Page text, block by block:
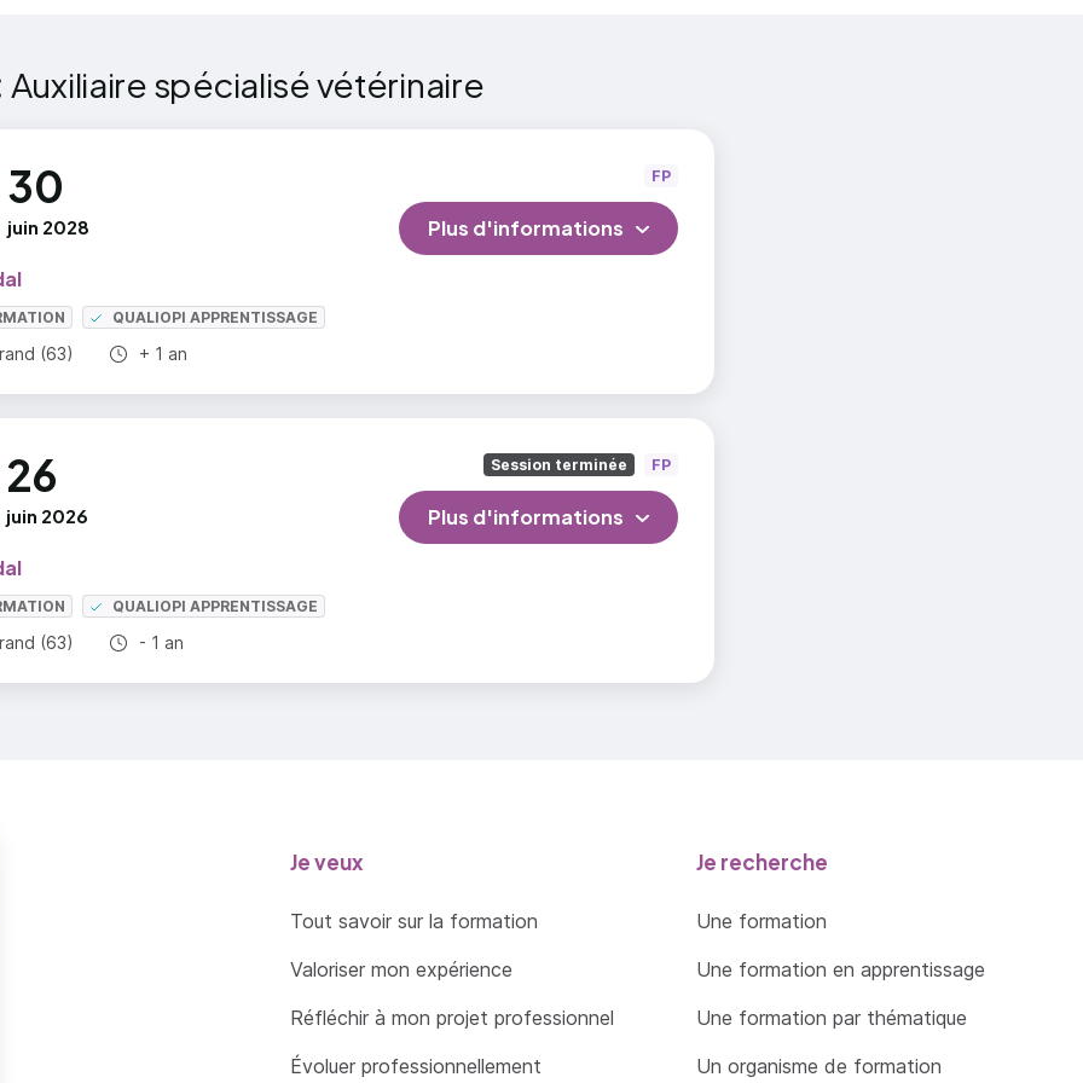
Auxiliaire spécialisé vétérinaire
30
juin 2028
QUALIOPI APPRENTISSAGE
(63) Durée totale :
+ 1 an
FP
Plus d'informations
26
juin 2026
QUALIOPI APPRENTISSAGE
(63) Durée totale :
- 1 an
Session terminée FP
Plus d'informations
Je veux
Tout savoir sur la formation
Valoriser mon expérience
Réfléchir à mon projet professionnel
Évoluer professionnellement
Je recherche
Une formation
Une formation en apprentissage
Une formation par thématique
Un organisme de formation